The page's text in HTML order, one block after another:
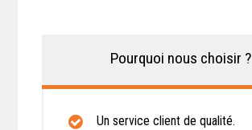
Pourquoi nous choisir ?
Un service client de qualité.